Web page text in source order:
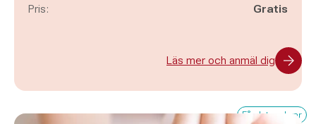
Pris: Gratis
Läs mer och anmäl dig
Få platser kvar